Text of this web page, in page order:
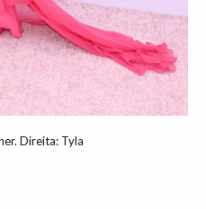
Direita: Tyla